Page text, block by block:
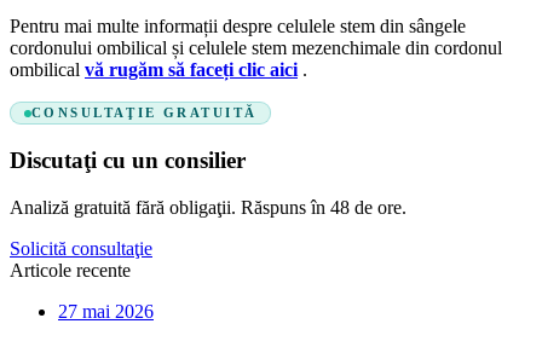
Pentru mai multe informații despre celulele stem din sângele
cordonului ombilical și celulele stem mezenchimale din cordonul
ombilical vă rugăm să faceți clic aici .
CONSULTAŢIE GRATUITĂ
Discutaţi cu un consilier
Analiză gratuită fără obligaţii. Răspuns în 48 de ore.
Solicită consultaţie
Articole recente
27 mai 2026